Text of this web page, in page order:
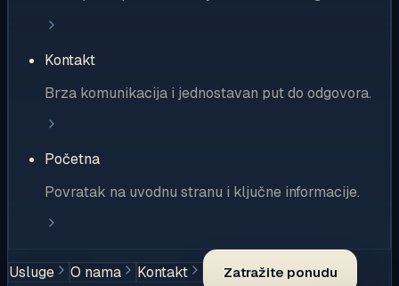
Kontakt
Brza komunikacija i jednostavan put do odgovora.
Početna
Povratak na uvodnu stranu i ključne informacije.
Usluge O nama Kontakt Zatražite ponudu